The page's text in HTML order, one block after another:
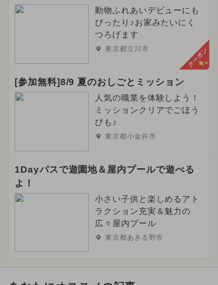
動物ふれあいデビューにも
ぴったり♪お家みたいにく
つろげます
東京都立川市 クーポン
[参加無料]8/9 夏のおしごとミッション
人気の職業を体験しよう！
ミッションクリアでごほう
びも♪
東京都小金井市
1Dayパスで遊園地＆屋内プールで遊べる
よ！
小さい子供と楽しめるアト
ラクション充実＆魅力の
広々屋内プール
東京都あきる野市